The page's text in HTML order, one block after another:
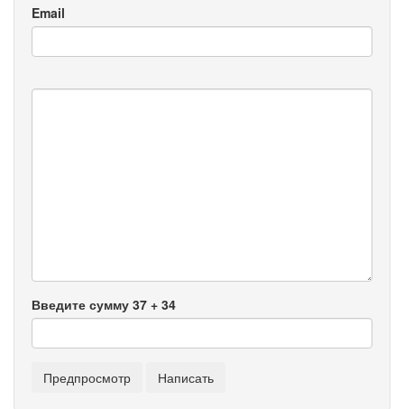
Email
Введите сумму 37 + 34